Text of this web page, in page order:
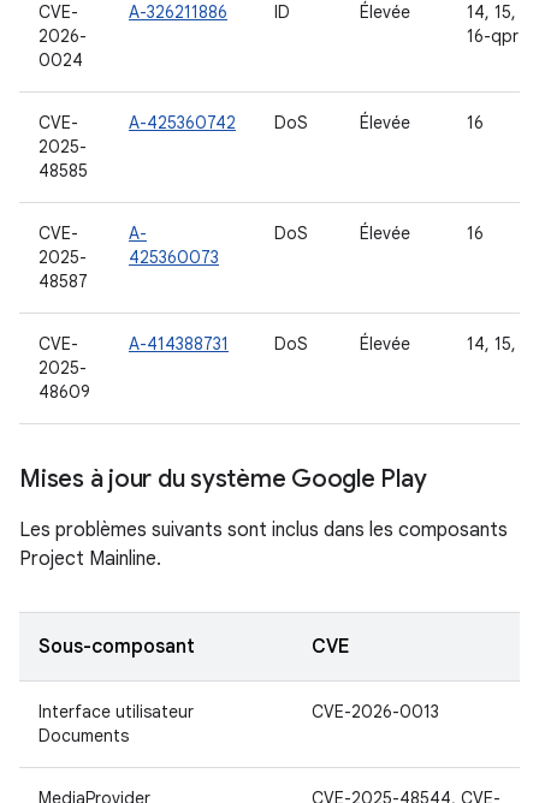
CVE-
2026-
0024
A-326211886 ID Élevée
14, 15,
16-qpr2
CVE-
2025-
48585
A-425360742 DoS Élevée 16
CVE-
2025-
48587
A-
425360073
DoS Élevée 16
CVE-
2025-
48609
A-414388731 DoS Élevée 14, 15, 16
Mises à jour du système Google Play
Les problèmes suivants sont inclus dans les composants
Project Mainline.
Sous-composant CVE
Interface utilisateur
Documents
CVE-2026-0013
MediaProvider
CVE-2025-48544, CVE-